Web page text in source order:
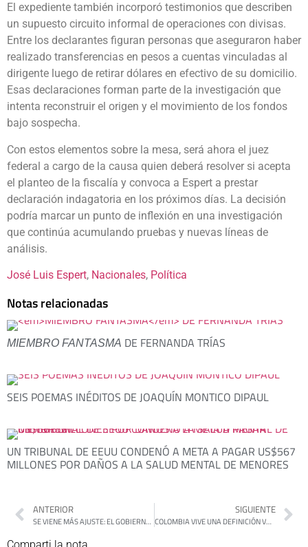
El expediente también incorporó testimonios que describen
un supuesto circuito informal de operaciones con divisas.
Entre los declarantes figuran personas que aseguraron haber
realizado transferencias en pesos a cuentas vinculadas al
dirigente luego de retirar dólares en efectivo de su domicilio.
Esas declaraciones forman parte de la investigación que
intenta reconstruir el origen y el movimiento de los fondos
bajo sospecha.
Con estos elementos sobre la mesa, será ahora el juez
federal a cargo de la causa quien deberá resolver si acepta
el planteo de la fiscalía y convoca a Espert a prestar
declaración indagatoria en los próximos días. La decisión
podría marcar un punto de inflexión en una investigación
que continúa acumulando pruebas y nuevas líneas de
análisis.
José Luis Espert, Nacionales, Política
Notas relacionadas
MIEMBRO FANTASMA DE FERNANDA TRÍAS
SEIS POEMAS INÉDITOS DE JOAQUÍN MONTICO DIPAUL
UN TRIBUNAL DE EEUU CONDENÓ A META A PAGAR US$567
MILLONES POR DAÑOS A LA SALUD MENTAL DE MENORES
ANTERIOR
SE VIENE MÁS AJUSTE: EL GOBIERNO PROFUNDIZA LOS RECORTES PARA SOSTENER EL SUPERÁVIT Y COMPENSAR LA CAÍDA DE LA RECAUDACIÓN
SIGUIENTE
COLOMBIA VIVE UNA DEFINICIÓN VOTO A VOTO Y AÚN NO HAY PRESIDENTE ELECTO